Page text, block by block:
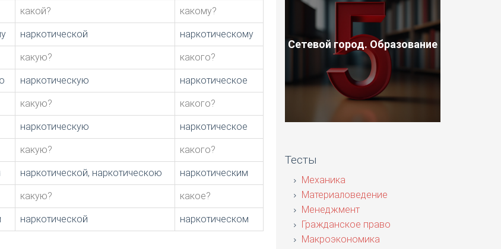
какой? какому?
наркотической наркотическому
какую? какого?
наркотическую наркотическое
какую? какого?
наркотическую наркотическое
какую? какого?
наркотической, наркотическою наркотическим
какую? какое?
наркотической наркотическом
Сетевой город. Образование
Тесты
Механика
Материаловедение
Менеджмент
Гражданское право
Макроэкономика